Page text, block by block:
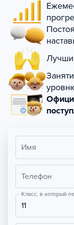
Имя
Телефон
Класс, в который
11